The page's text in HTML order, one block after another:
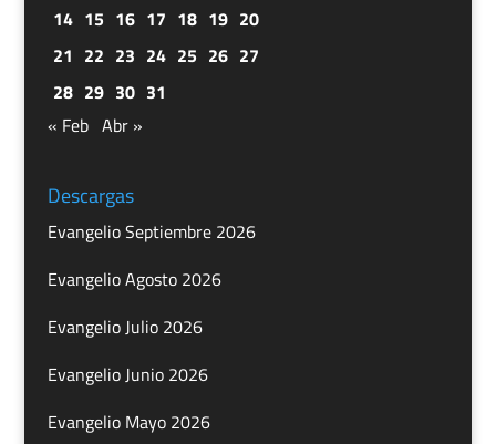
14 15 16 17 18 19 20
21 22 23 24 25 26 27
28 29 30 31
« Feb Abr »
Descargas
Evangelio Septiembre 2026
Evangelio Agosto 2026
Evangelio Julio 2026
Evangelio Junio 2026
Evangelio Mayo 2026